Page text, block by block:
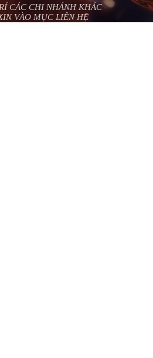
CÁC CHI NHÁNH KHÁC
VÀO MỤC LIÊN HỆ